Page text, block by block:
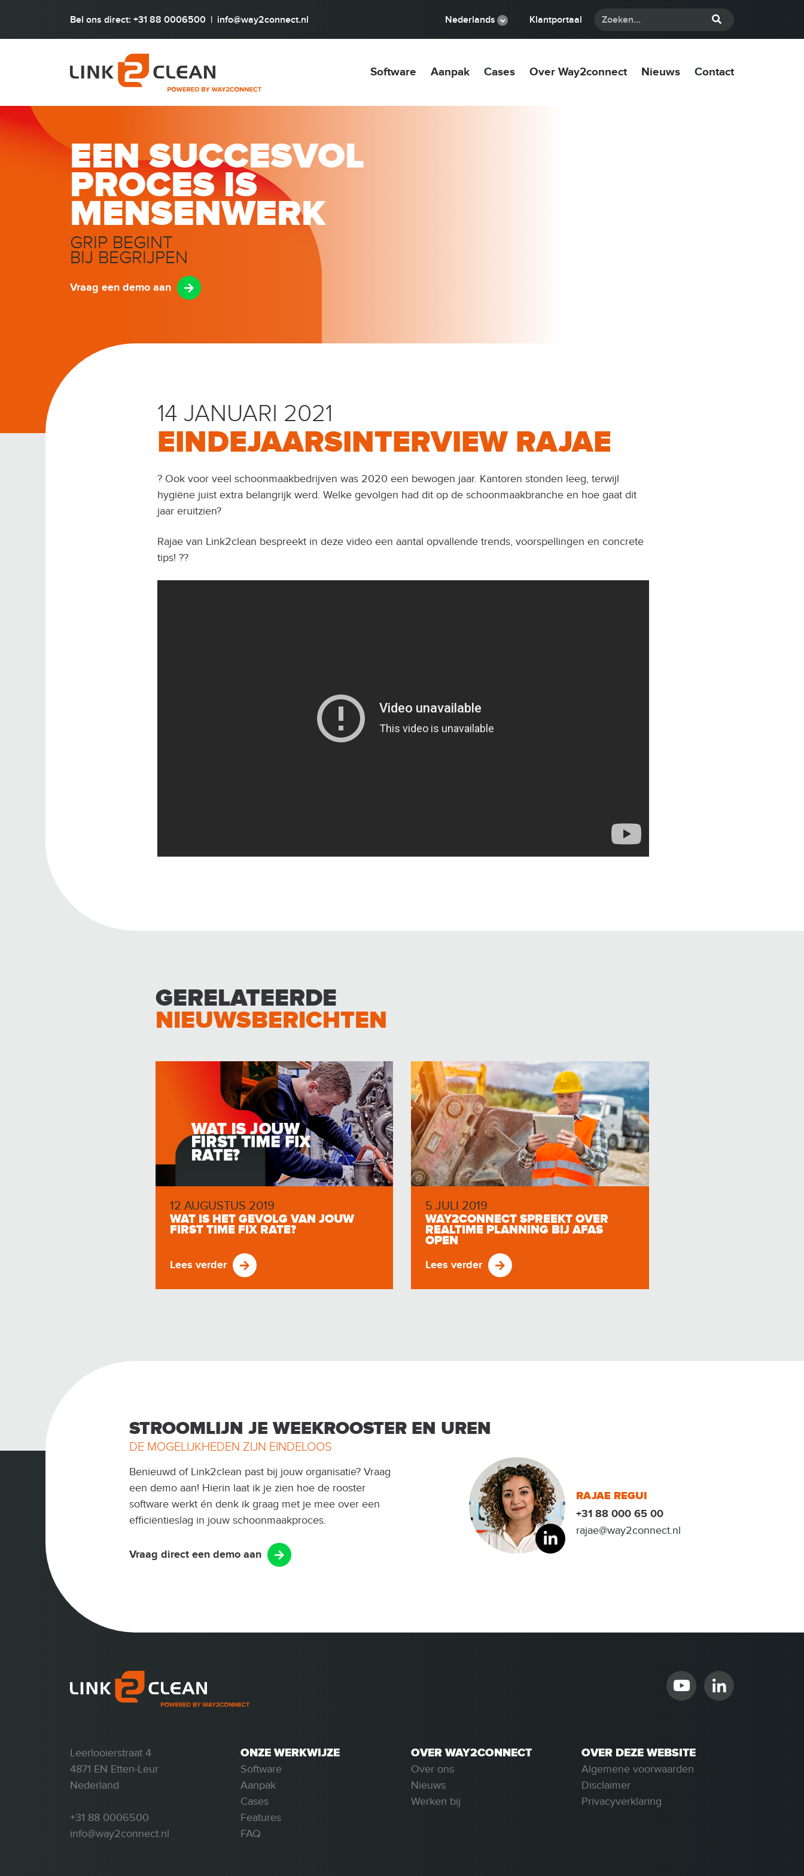
Bel ons direct: +31 88 0006500 | info@way2connect.nl Nederlands Klantportaal
Software Aanpak Cases Over Way2connect Nieuws Contact
EEN SUCCESVOL
PROCES IS
MENSENWERK
GRIP BEGINT
BIJ BEGRIJPEN
Vraag een demo aan
14 JANUARI 2021
EINDEJAARSINTERVIEW RAJAE
? Ook voor veel schoonmaakbedrijven was 2020 een bewogen jaar. Kantoren stonden leeg, terwijl
hygiëne juist extra belangrijk werd. Welke gevolgen had dit op de schoonmaakbranche en hoe gaat dit
jaar eruitzien?
Rajae van Link2clean bespreekt in deze video een aantal opvallende trends, voorspellingen en concrete
tips! ??
GERELATEERDE
NIEUWSBERICHTEN
12 AUGUSTUS 2019
WAT IS HET GEVOLG VAN JOUW
FIRST TIME FIX RATE?
Lees verder
5 JULI 2019
WAY2CONNECT SPREEKT OVER
REALTIME PLANNING BIJ AFAS
OPEN
Lees verder
STROOMLIJN JE WEEKROOSTER EN UREN
DE MOGELIJKHEDEN ZIJN EINDELOOS
Benieuwd of Link2clean past bij jouw organisatie? Vraag
een demo aan! Hierin laat ik je zien hoe de rooster
software werkt én denk ik graag met je mee over een
efficiëntieslag in jouw schoonmaakproces.
Vraag direct een demo aan
RAJAE REGUI
+31 88 000 65 00
rajae@way2connect.nl
Leerlooierstraat 4
4871 EN Etten-Leur
Nederland
+31 88 0006500
info@way2connect.nl
ONZE WERKWIJZE
Software
Aanpak
Cases
Features
FAQ
OVER WAY2CONNECT
Over ons
Nieuws
Werken bij
OVER DEZE WEBSITE
Algemene voorwaarden
Disclaimer
Privacyverklaring